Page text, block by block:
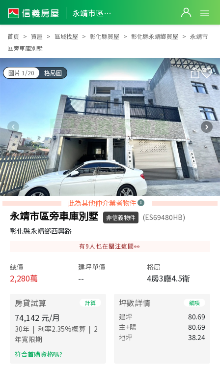
永靖市區旁車庫別墅
永靖市區旁車庫別墅
首頁 買屋 區域找屋 彰化縣買屋 彰化縣永靖鄉買屋
永靖市
區旁車庫別墅
圖片 1/20 格局圖
此為其他仲介業者物件
永靖市區旁車庫別墅 非信義物件
(ES69480HB)
彰化縣永靖鄉西興路
有9 人也在關注這間👀
總價
2,280萬
建坪單價
--
格局
4房3廳4.5衛
房貸試算 計算
74,142 元/月
30年 | 利率2.35%概算 | 2
年寬限期
​符合首購資格嗎?
坪數詳情 細項
建坪
80.69
主+陽
80.69
地坪
38.24